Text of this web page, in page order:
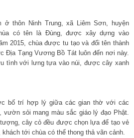
ở thôn Ninh Trung, xã Liêm Sơn, huyện
có tên là Đùng, được xây dựng vào
2015, chùa được tu tạo và đổi tên thành
Địa Tạng Vương Bồ Tát luôn đến nơi này.
tình với lưng tựa vào núi, được cây xanh
bố trí hợp lý giữa các gian thờ với các
sỏi mang màu sắc giáo lý đạo Phật.
cây cỏ đều được chọn lựa để tạo vẻ
tới chùa có thể thong thả vãn cảnh.